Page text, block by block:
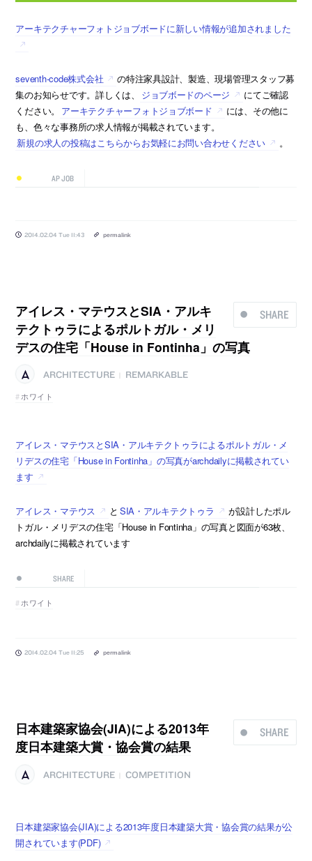
アーキテクチャーフォトジョブボードに新しい情報が追加されました
seventh-code株式会社
の特注家具設計、製造、現場管理スタッフ募
集のお知らせです。詳しくは、
ジョブボードのページ
にてご確認
ください。
アーキテクチャーフォトジョブボード
には、その他に
も、色々な事務所の求人情報が掲載されています。
新規の求人の投稿はこちらからお気軽にお問い合わせください
。
AP JOB
2014.02.04 Tue 11:43 permalink
SHARE
アイレス・マテウスとSIA・アルキ
テクトゥラによるポルトガル・メリ
デスの住宅「House in Fontinha」の写真
ARCHITECTURE
REMARKABLE
ホワイト
アイレス・マテウスとSIA・アルキテクトゥラによるポルトガル・メ
リデスの住宅「House in Fontinha」の写真がarchdailyに掲載されてい
ます
アイレス・マテウス と SIA・アルキテクトゥラ
が設計したポル
トガル・メリデスの住宅「House in Fontinha」の写真と図面が63枚、
archdailyに掲載されています
SHARE
ホワイト
2014.02.04 Tue 11:25 permalink
SHARE
日本建築家協会(JIA)による2013年
度日本建築大賞・協会賞の結果
ARCHITECTURE COMPETITION
日本建築家協会(JIA)による2013年度日本建築大賞・協会賞の結果が公
開されています(PDF)